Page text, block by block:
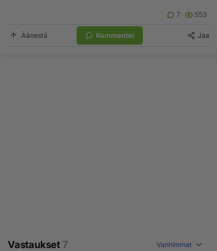
7 553
Äänestä Kommentoi Jaa
Vastaukset 7 Vanhimmat